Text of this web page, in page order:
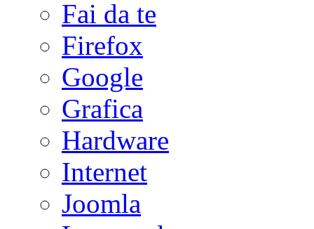
Fai da te
Firefox
Google
Grafica
Hardware
Internet
Joomla